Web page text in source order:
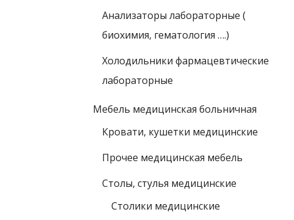
Анализаторы лабораторные (
биохимия, гематология ….)
Холодильники фармацевтические
лабораторные
Мебель медицинская больничная
Кровати, кушетки медицинские
Прочее медицинская мебель
Столы, стулья медицинские
Столики медицинские